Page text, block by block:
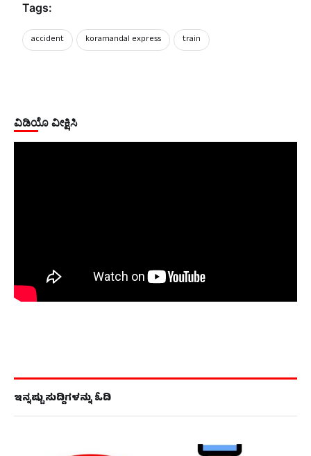
Tags:
accident koramandal express train
ವಿಡಿಯೊ ವೀಕ್ಷಿಸಿ
ಇನ್ನಷ್ಟು ಸುದ್ದಿಗಳನ್ನು ಓದಿ